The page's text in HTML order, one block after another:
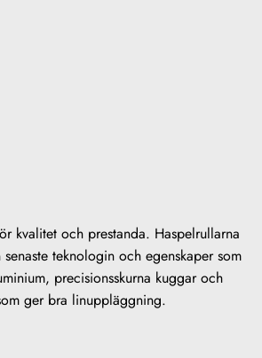
kvalitet och prestanda. Haspelrullarna
teknologin och egenskaper som
precisionsskurna kuggar och
ger bra linuppläggning.